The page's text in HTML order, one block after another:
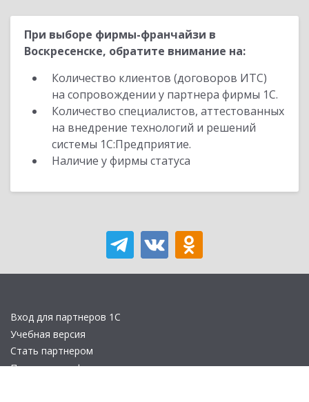
При выборе фирмы-франчайзи в
Воскресенске, обратите внимание на:
Количество клиентов (договоров ИТС)
на сопровождении у партнера фирмы 1С.
Количество специалистов, аттестованных
на внедрение технологий и решений
системы 1С:Предприятие.
Наличие у фирмы статуса
Вход для партнеров 1С
Учебная версия
Стать партнером
Политика конфиденциальности